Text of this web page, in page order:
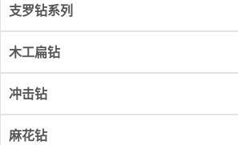
支罗钻系列
木工扁钻
冲击钻
麻花钻